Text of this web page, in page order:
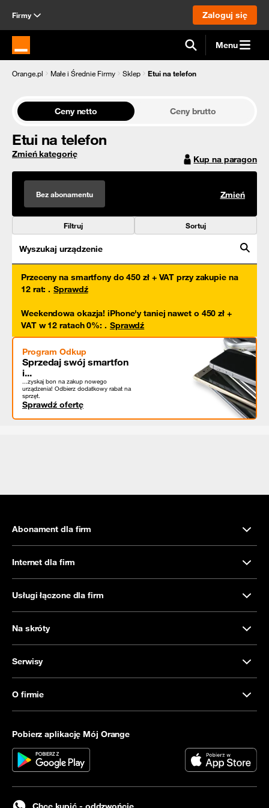
Firmy Zaloguj się
Strona główna Orange.pl Menu
Orange.pl Małe i Średnie Firmy Sklep Etui na telefon
Ceny netto Ceny brutto
Etui na telefon
Zmień kategorię Kup na paragon
Bez abonamentu Zmień
Filtruj Sortuj
Wyszukaj urządzenie
Przeceny na smartfony do 450 zł + VAT przy zakupie na
12 rat: . Sprawdź
Weekendowa okazja! iPhone'y taniej nawet o 450 zł +
VAT w 12 ratach 0%: . Sprawdź
Program Odkup
Sprzedaj swój smartfon
i...
...zyskaj bon na zakup nowego
urządzenia! Odbierz dodatkowy rabat na
sprzęt.
Sprawdź ofertę
Abonament dla firm
Internet dla firm
Usługi łączone dla firm
Na skróty
Serwisy
O firmie
Pobierz aplikację Mój Orange